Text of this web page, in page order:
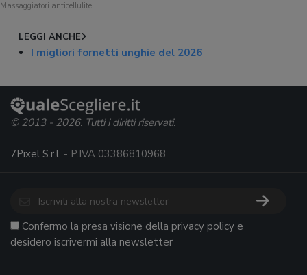
Massaggiatori anticellulite
LEGGI ANCHE
I migliori fornetti unghie del 2026
© 2013 - 2026. Tutti i diritti riservati.
7Pixel S.r.l. - P.IVA 03386810968
Confermo la presa visione della privacy policy e
desidero iscrivermi alla newsletter